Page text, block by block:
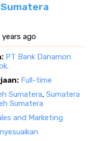
years ago
PT Bank Danamon
Full-time
Sumatera, Sumatera
Sumatera
and Marketing